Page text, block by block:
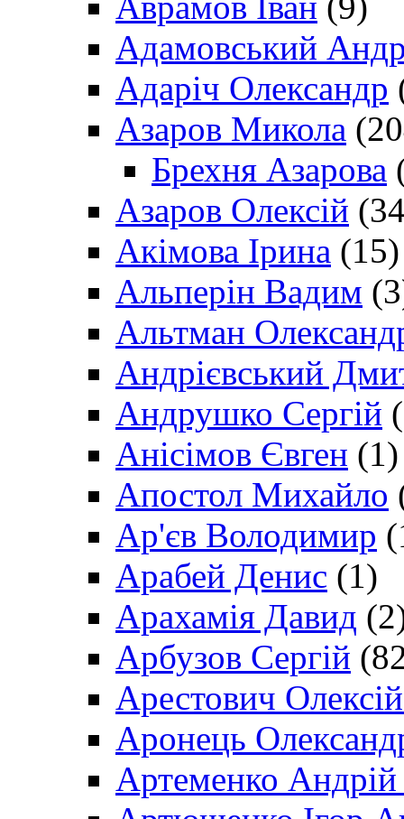
Адамовський
Адаріч Олександр
Азаров Микола
Брехня Азарова
Азаров Олексій
Акімова Ірина (15)
Альперін Вадим
Альтман
Андрієвський
Андрушко Сергій
Анісімов Євген (1)
Апостол Михайло
Ар'єв Володимир
Арабей Денис (1)
Арахамія Давид
Арбузов Сергій
Арестович
Аронець
Артеменко Андрій